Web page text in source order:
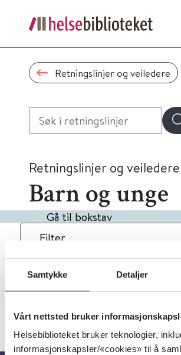
Samtykke Detaljer
Vårt nettsted bruker
Helsebiblioteket bruker teknologier,
informasjonskapsler/«cookies» til å
Retningslinjer og veiledere
Retningslinjer og veiledere
Barn og unge
Gå til bokstav
Filter
5Treff Dato